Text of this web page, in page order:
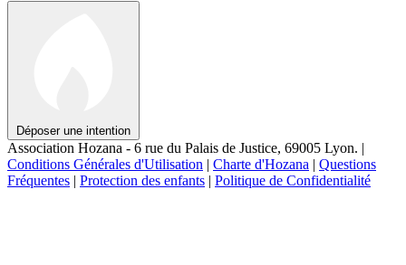
Déposer une intention
Association Hozana - 6 rue du Palais de Justice, 69005 Lyon. |
Conditions Générales d'Utilisation | Charte d'Hozana | Questions
Fréquentes | Protection des enfants | Politique de Confidentialité